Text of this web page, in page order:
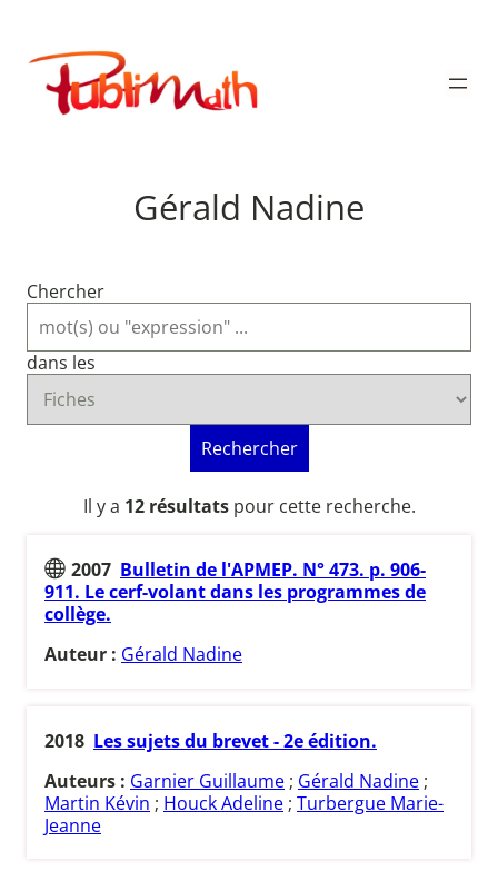
contenu
Publimath
Gérald Nadine
Chercher
dans les
Rechercher
Il y a 12 résultatspour cette recherche.
2007 Bulletin de l'APMEP. N° 473. p. 906-
911. Le cerf-volant dans les programmes de
collège.
Auteur : Gérald Nadine
2018 Les sujets du brevet - 2e édition.
Auteurs : Garnier Guillaume ; Gérald Nadine ;
Martin Kévin ; Houck Adeline ; Turbergue Marie-
Jeanne